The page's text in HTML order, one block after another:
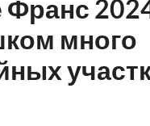
Франс
много